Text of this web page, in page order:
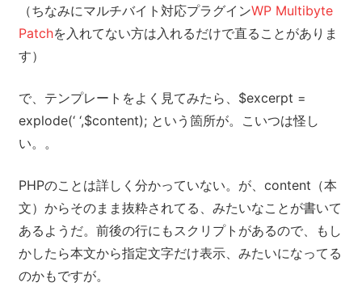
（ちなみにマルチバイト対応プラグインWP Multibyte
Patchを入れてない方は入れるだけで直ることがありま
す）
で、テンプレートをよく見てみたら、$excerpt =
explode(‘ ‘,$content); という箇所が。こいつは怪し
い。。
PHPのことは詳しく分かっていない。が、content（本
文）からそのまま抜粋されてる、みたいなことが書いて
あるようだ。前後の行にもスクリプトがあるので、もし
かしたら本文から指定文字だけ表示、みたいになってる
のかもですが。